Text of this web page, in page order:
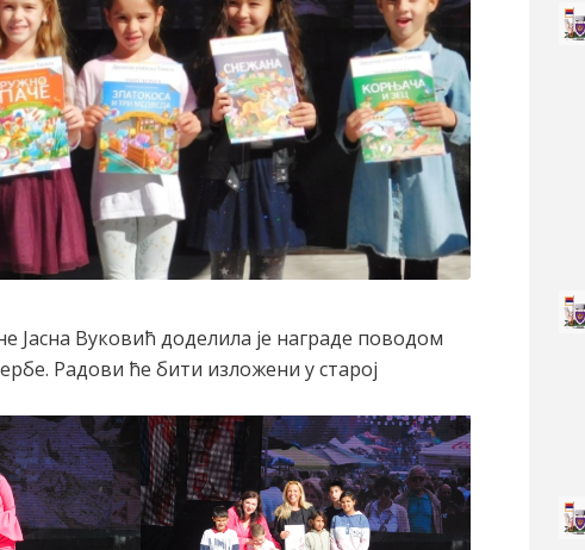
Вуковић доделила је награде поводом
Радови ће бити изложени у старој